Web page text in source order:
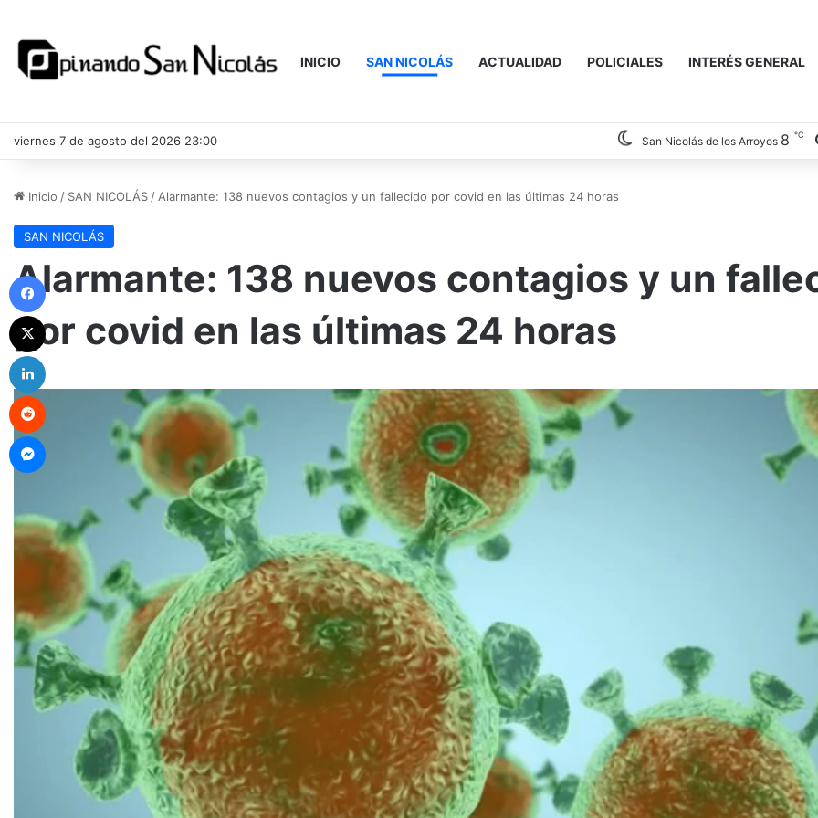
INICIO SAN NICOLÁS ACTUALIDAD POLICIALES INTERÉS GENERAL
viernes 7 de agosto del 2026 23:00 San Nicolás de los Arroyos 8 ℃
Inicio / SAN NICOLÁS / Alarmante: 138 nuevos contagios y un fallecido por covid en las últimas 24 horas
SAN NICOLÁS
Alarmante: 138 nuevos contagios y un
por covid en las últimas 24 horas
Facebook